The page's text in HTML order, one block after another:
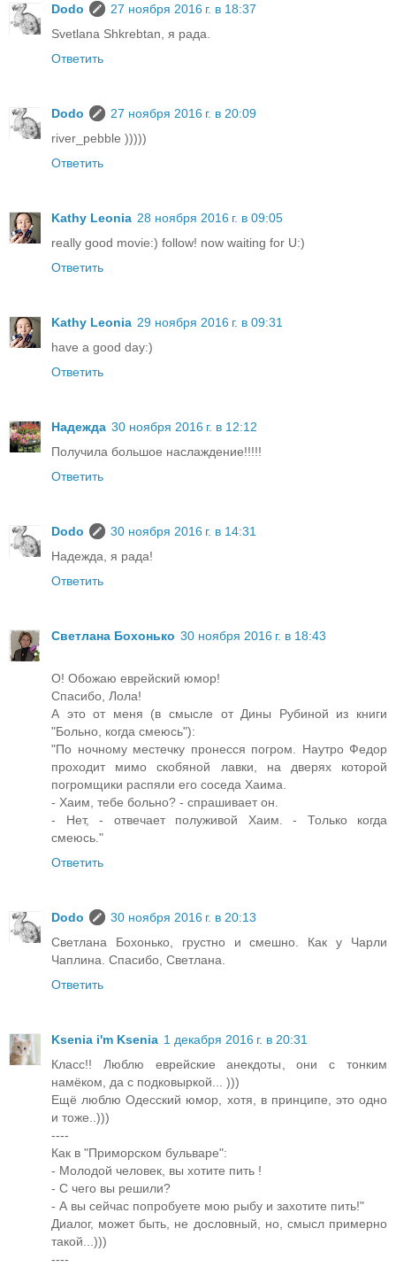
Dodo
27 ноября 2016 г. в 18:37
Svetlana Shkrebtan, я рада.
Ответить
Dodo
27 ноября 2016 г. в 20:09
river_pebble )))))
Ответить
Kathy Leonia 28 ноября 2016 г. в 09:05
really good movie:) follow! now waiting for U:)
Ответить
Kathy Leonia 29 ноября 2016 г. в 09:31
have a good day:)
Ответить
Надежда 30 ноября 2016 г. в 12:12
Получила большое наслаждение!!!!!
Ответить
Dodo
30 ноября 2016 г. в 14:31
Надежда, я рада!
Ответить
Светлана Бохонько 30 ноября 2016 г. в 18:43
О! Обожаю еврейский юмор!
Спасибо, Лола!
А это от меня (в смысле от Дины Рубиной из книги
"Больно, когда смеюсь"):
"По ночному местечку пронесся погром. Наутро Федор
проходит мимо скобяной лавки, на дверях которой
погромщики распяли его соседа Хаима.
- Хаим, тебе больно? - спрашивает он.
- Нет, - отвечает полуживой Хаим. - Только когда
смеюсь."
Ответить
Dodo
30 ноября 2016 г. в 20:13
Светлана Бохонько, грустно и смешно. Как у Чарли
Чаплина. Спасибо, Светлана.
Ответить
Ksenia i'm Ksenia 1 декабря 2016 г. в 20:31
Класс!! Люблю еврейские анекдоты, они с тонким
намёком, да с подковыркой... )))
Ещё люблю Одесский юмор, хотя, в принципе, это одно
и тоже..)))
----
Как в "Приморском бульваре":
- Молодой человек, вы хотите пить !
- С чего вы решили?
- А вы сейчас попробуете мою рыбу и захотите пить!"
Диалог, может быть, не дословный, но, смысл примерно
такой...)))
----